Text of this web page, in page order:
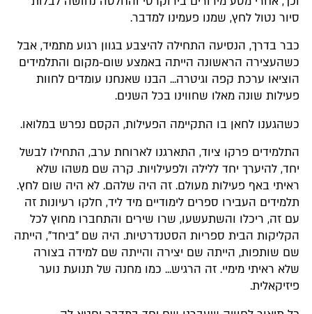
סיור נטול לחץ, שמנו פעמינו למדבר.
כבר בדרך, הנסיעה התחילה להיצבע בגוון רגוע מתמיד, אבל
כשהעצירה הראשונה הייתה באמצע שום-מקום והתלמידים
הוציאו ערכת קפה וגיטרה... הבנו שאנחנו עומדים לחוות
פעילות שונה מאלו שחווינו בכל השנים.
כשהגענו לחאן בו התקיימה הפעילות, הקסם נפרש במלואו.
התלמידים פרקו ציוד, התארגנו לארוחת ערב, התחילו לבשל
יחד, להיערך יחד ללילה ולפעילויות. קרה שם משהו שלא
ראיתי באף פעילות מעולם. זה היה שלהם. לא היה שום לחץ.
תלמידים העבירו ספרים לימודיים מיד ליד, חלקו רעיונות זה
עם זה, ריכלו והשתעשעו, שרו שירים והתחברו מחוץ לכל
הקליקות הבית ספריות הסטנדרטיות. היה שם "ביחד", הייתה
שם שותפות, הייתה שם יצירה והייתה שם למידה בצורה
שלא ראיתי מימיי. זה הרגיש... כמו מחנה של תנועת נוער
פיזיקאלית.